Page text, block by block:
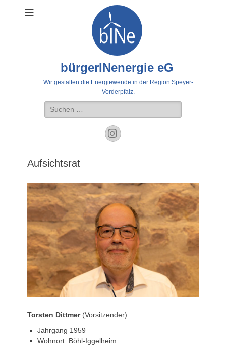
bürgerINenergie eG
Wir gestalten die Energiewende in der Region Speyer-
Vorderpfalz.
Suche
nach:
Instagram
Aufsichtsrat
Torsten Dittmer(Vorsitzender)
Jahrgang 1959
Wohnort: Böhl-Iggelheim